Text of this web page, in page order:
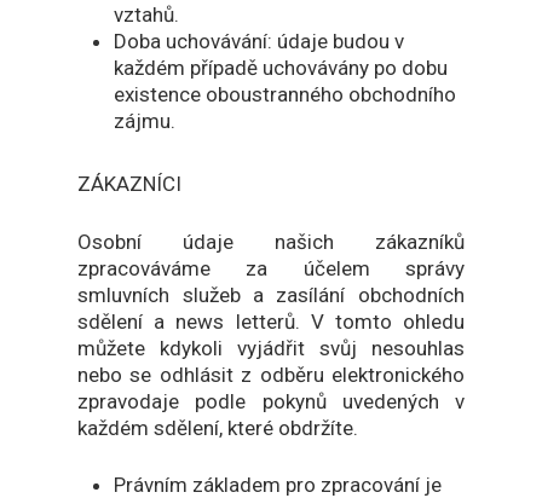
vztahů.
Doba uchovávání: údaje budou v
každém případě uchovávány po dobu
existence oboustranného obchodního
zájmu.
ZÁKAZNÍCI
Osobní údaje našich zákazníků
zpracováváme za účelem správy
smluvních služeb a zasílání obchodních
sdělení a news letterů. V tomto ohledu
můžete kdykoli vyjádřit svůj nesouhlas
nebo se odhlásit z odběru elektronického
zpravodaje podle pokynů uvedených v
každém sdělení, které obdržíte.
Právním základem pro zpracování je